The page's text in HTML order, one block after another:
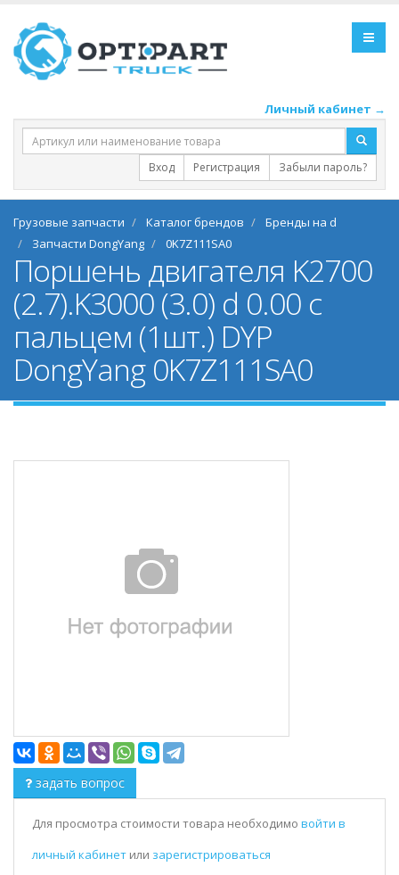
Личный кабинет →
Вход Регистрация Забыли пароль?
Грузовые запчасти Каталог брендов
Бренды на d
Запчасти DongYang
0K7Z111SA0
Поршень двигателя K2700
(2.7).K3000 (3.0) d 0.00 с
пальцем (1шт.) DYP
DongYang 0K7Z111SA0
задать вопрос
Для просмотра стоимости товара необходимо войти в
личный кабинет или зарегистрироваться